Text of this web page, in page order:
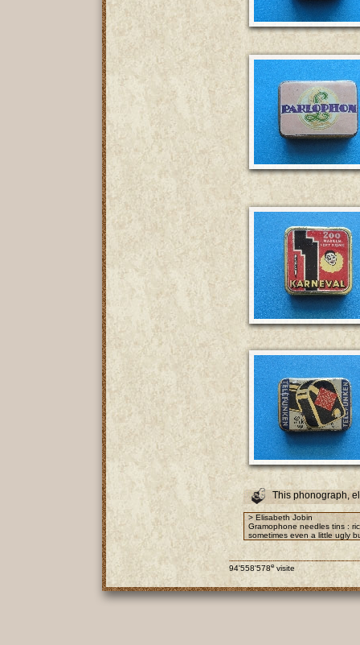
This phonograph,
> Elisabeth Jobin
Gramophone needles tins :
sometimes even a little ugly
94'558'578evisite